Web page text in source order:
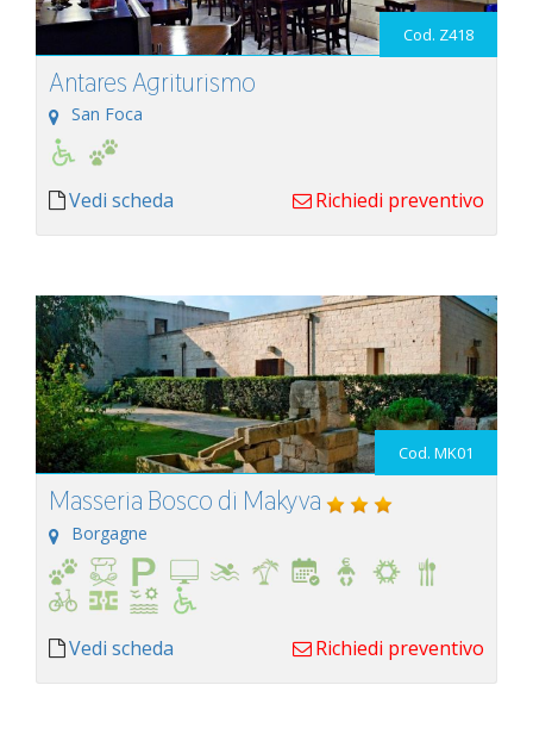
Cod. Z418
Antares Agriturismo
San Foca
Vedi scheda Richiedi preventivo
Cod. MK01
Masseria Bosco di Makyva
Borgagne
Vedi scheda Richiedi preventivo